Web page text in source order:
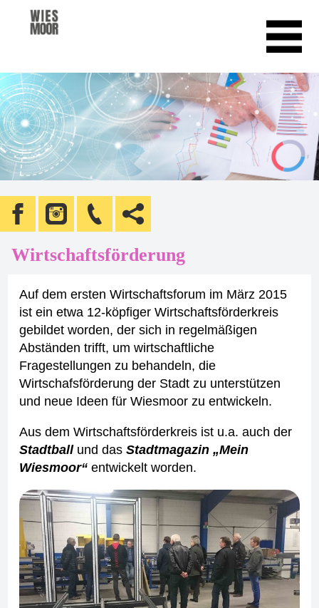
Wirtschaftsförderung
Auf dem ersten Wirtschaftsforum im März 2015
ist ein etwa 12-köpfiger Wirtschaftsförderkreis
gebildet worden, der sich in regelmäßigen
Abständen trifft, um wirtschaftliche
Fragestellungen zu behandeln, die
Wirtschafsförderung der Stadt zu unterstützen
und neue Ideen für Wiesmoor zu entwickeln.
Aus dem Wirtschaftsförderkreis ist u.a. auch der
Stadtballund dasStadtmagazin „Mein
Wiesmoor“ entwickelt worden.